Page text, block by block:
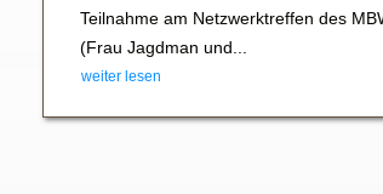
Teilnahme am Netzwerktreffen des
(Frau Jagdman und...
weiter lesen